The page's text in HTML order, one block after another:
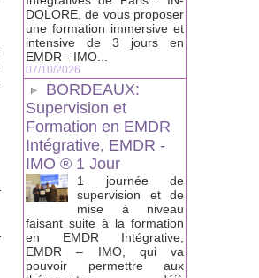
DOLORE, de vous proposer
une formation immersive et
intensive de 3 jours en
EMDR - IMO...
07/10/2026
BORDEAUX:
Supervision et
Formation en EMDR
Intégrative, EMDR -
IMO ® 1 Jour
1 journée de
supervision et de
mise à niveau
faisant suite à la formation
en EMDR Intégrative,
EMDR – IMO, qui va
pouvoir permettre aux